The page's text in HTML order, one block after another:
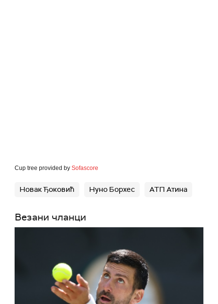
Cup tree provided by Sofascore
Новак Ђоковић Нуно Борхес АТП Атина
Везани чланци